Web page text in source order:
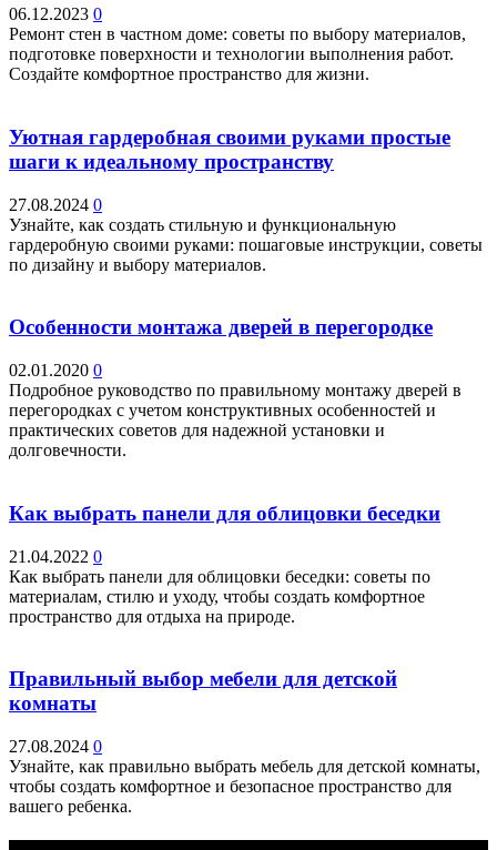
06.12.2023 0
Ремонт стен в частном доме: советы по выбору материалов,
подготовке поверхности и технологии выполнения работ.
Создайте комфортное пространство для жизни.
Уютная гардеробная своими руками простые
шаги к идеальному пространству
27.08.2024 0
Узнайте, как создать стильную и функциональную
гардеробную своими руками: пошаговые инструкции, советы
по дизайну и выбору материалов.
Особенности монтажа дверей в перегородке
02.01.2020 0
Подробное руководство по правильному монтажу дверей в
перегородках с учетом конструктивных особенностей и
практических советов для надежной установки и
долговечности.
Как выбрать панели для облицовки беседки
21.04.2022 0
Как выбрать панели для облицовки беседки: советы по
материалам, стилю и уходу, чтобы создать комфортное
пространство для отдыха на природе.
Правильный выбор мебели для детской
комнаты
27.08.2024 0
Узнайте, как правильно выбрать мебель для детской комнаты,
чтобы создать комфортное и безопасное пространство для
вашего ребенка.